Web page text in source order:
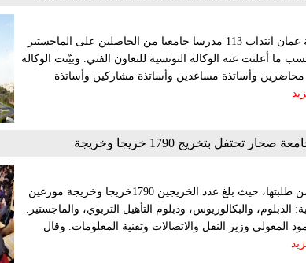
تعتزم جامعة السلطان قابوس بمسقط بسلطنة عمان انتداب 113 مدرسا جامعيا من الحاصلين على الماجستير
ما أعلنت عنه الوكالة التونسية للتعاون الفني. وبيّنت الوكالة
وأساتذة مساعدين وأساتذة مشاركين وأساتذة
صحار تحتفل بتخريج 1790 خريجا وخريجة
احتفلت جامعة صحار اليوم بتخريج الدفعة 22 من طلبتها، حيث بلغ عدد الخريجين 1790خريجا وخريجة موزعين
والبكالوريوس، ودبلوم التأهيل التربوي، والماجستير.
وزير النقل والاتصالات وتقنية المعلومات. وقال